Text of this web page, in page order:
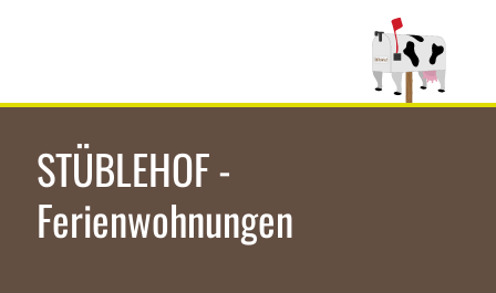
STÜBLEHOF -
Ferienwohnungen